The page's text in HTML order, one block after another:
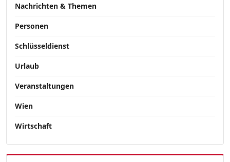
Nachrichten & Themen
Personen
Schlüsseldienst
Urlaub
Veranstaltungen
Wien
Wirtschaft